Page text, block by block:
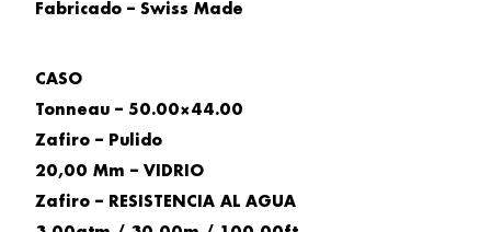
Fabricado – Swiss Made
CASO
Tonneau – 50.00×44.00
Zafiro – Pulido
20,00 Mm – VIDRIO
Zafiro – RESISTENCIA AL AGUA